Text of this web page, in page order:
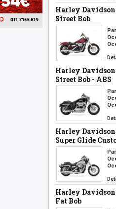
Harley
Street Bob
Harley
Street Bob - ABS
Harley
Super Glide
Harley
Fat Bob